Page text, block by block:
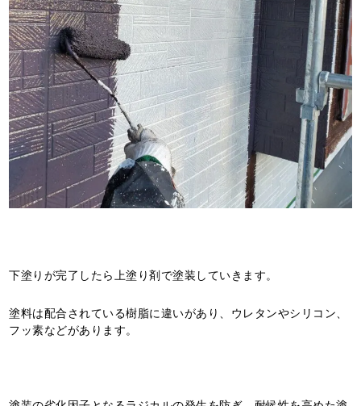
下塗りが完了したら上塗り剤で塗装していきます。
塗料は配合されている樹脂に違いがあり、ウレタンやシリコン、
フッ素などがあります。